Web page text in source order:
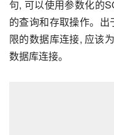
句, 可以使用参数化的
的查询和存取操作。
限的数据库连接, 应该
数据库连接。